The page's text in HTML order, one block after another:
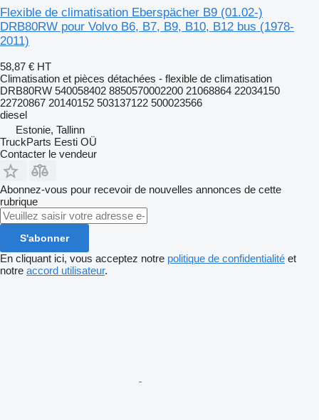
Flexible de climatisation Eberspächer B9 (01.02-)
DRB80RW pour Volvo B6, B7, B9, B10, B12 bus (1978-
2011)
58,87 € HT
Climatisation et pièces détachées - flexible de climatisation
DRB80RW 540058402 8850570002200 21068864 22034150
22720867 20140152 503137122 500023566
diesel
Estonie, Tallinn
TruckParts Eesti OÜ
Contacter le vendeur
Abonnez-vous pour recevoir de nouvelles annonces de cette
rubrique
S'abonner
En cliquant ici, vous acceptez notre politique de confidentialité et
notre accord utilisateur.